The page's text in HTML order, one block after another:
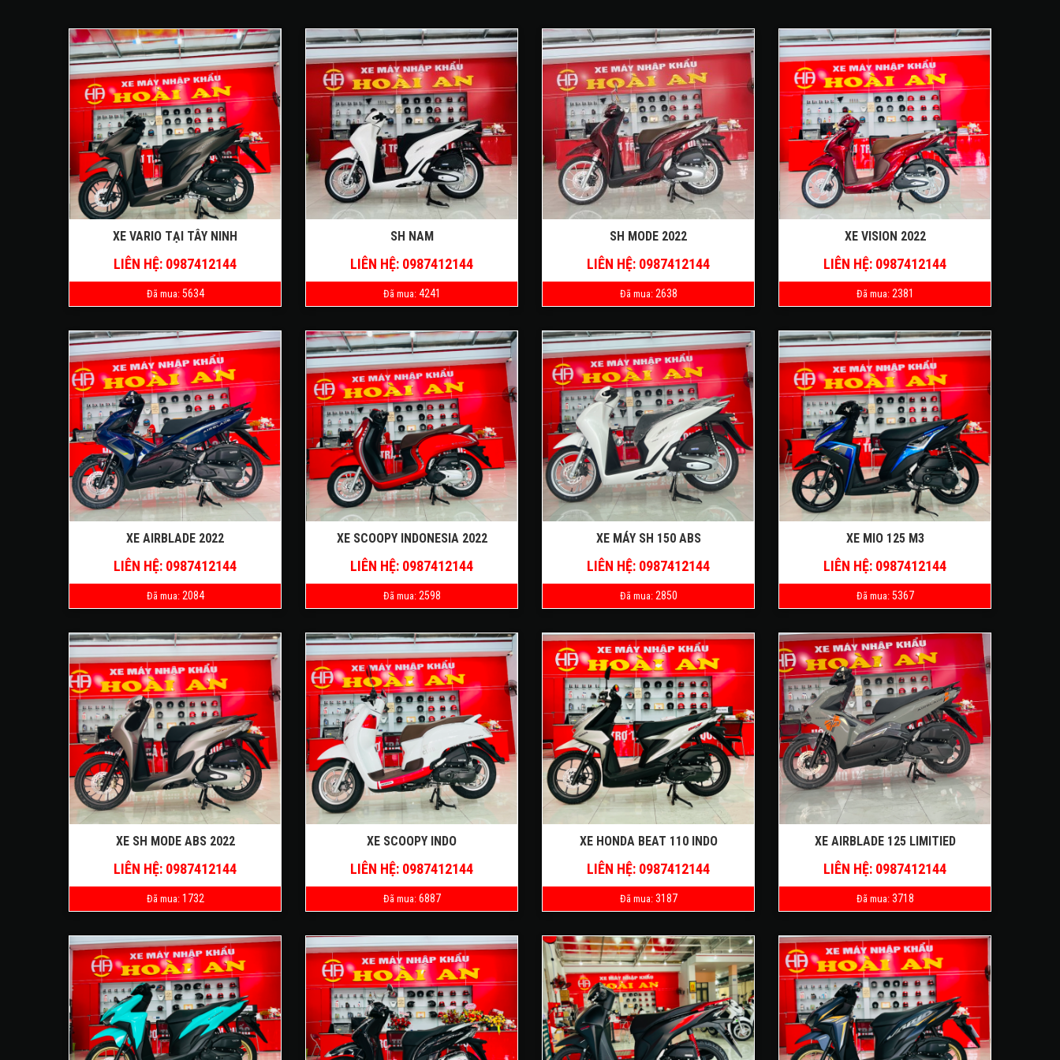
XE VARIO TẠI TÂY NINH
LIÊN HỆ: 0987412144
Đã mua: 5634
SH NAM
LIÊN HỆ: 0987412144
Đã mua: 4241
SH MODE 2022
LIÊN HỆ: 0987412144
Đã mua: 2638
XE VISION 2022
LIÊN HỆ: 0987412144
Đã mua: 2381
XE AIRBLADE 2022
LIÊN HỆ: 0987412144
Đã mua: 2084
XE SCOOPY INDONESIA 2022
LIÊN HỆ: 0987412144
Đã mua: 2598
XE MÁY SH 150 ABS
LIÊN HỆ: 0987412144
Đã mua: 2850
XE MIO 125 M3
LIÊN HỆ: 0987412144
Đã mua: 5367
XE SH MODE ABS 2022
LIÊN HỆ: 0987412144
Đã mua: 1732
XE SCOOPY INDO
LIÊN HỆ: 0987412144
Đã mua: 6887
XE HONDA BEAT 110 INDO
LIÊN HỆ: 0987412144
Đã mua: 3187
XE AIRBLADE 125 LIMITIED
LIÊN HỆ: 0987412144
Đã mua: 3718